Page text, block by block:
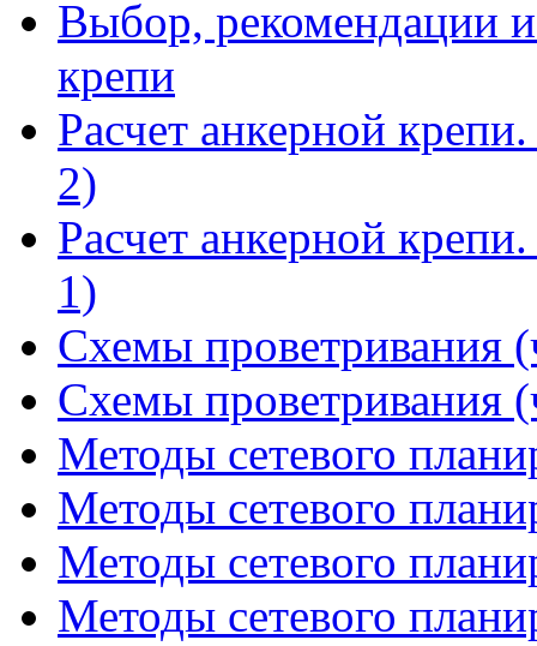
Выбор, рекомендации
крепи
Расчет анкерной
2)
Расчет анкерной
1)
Схемы проветривания
Схемы проветривания
Методы сетевого
Методы сетевого
Методы сетевого
Методы сетевого